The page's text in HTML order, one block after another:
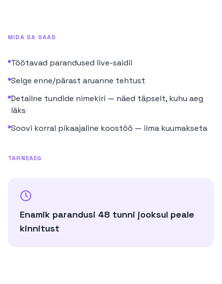
MIDA SA SAAD
Töötavad parandused live-saidil
Selge enne/pärast aruanne tehtust
Detailne tundide nimekiri — näed täpselt, kuhu aeg
läks
Soovi korral pikaajaline koostöö — ilma kuumakseta
TARNEAEG
Enamik parandusi 48 tunni jooksul peale
kinnitust